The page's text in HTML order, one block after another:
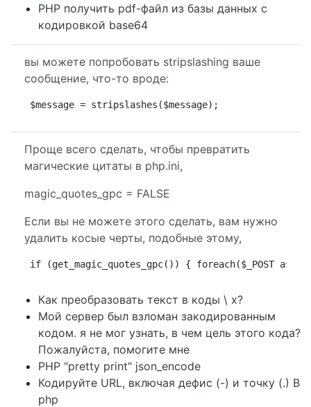
PHP получить pdf-файл из базы данных с
кодировкой base64
вы можете попробовать stripslashing ваше
сообщение, что-то вроде:
$message = stripslashes($message);
Проще всего сделать, чтобы превратить
магические цитаты в php.ini,
magic_quotes_gpc = FALSE
Если вы не можете этого сделать, вам нужно
удалить косые черты, подобные этому,
if (get_magic_quotes_gpc()) { foreach($_POST as
Как преобразовать текст в коды \ x?
Мой сервер был взломан закодированным
кодом. я не мог узнать, в чем цель этого кода?
Пожалуйста, помогите мне
PHP "pretty print" json_encode
Кодируйте URL, включая дефис (-) и точку (.) В
php